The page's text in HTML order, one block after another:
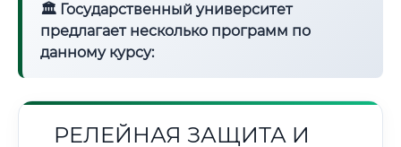
🏛 Государственный университет
предлагает несколько программ по
данному курсу:
РЕЛЕЙНАЯ ЗАЩИТА И